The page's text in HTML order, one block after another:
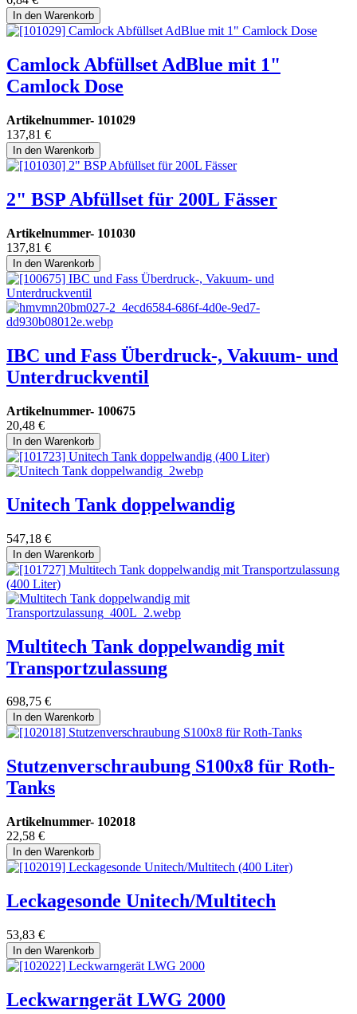
In den Warenkorb
Camlock Abfüllset AdBlue mit 1"
Camlock Dose
Artikelnummer- 101029
137,81 €
In den Warenkorb
2" BSP Abfüllset für 200L Fässer
Artikelnummer- 101030
137,81 €
In den Warenkorb
IBC und Fass Überdruck-, Vakuum- und
Unterdruckventil
Artikelnummer- 100675
20,48 €
In den Warenkorb
Unitech Tank doppelwandig
547,18 €
In den Warenkorb
Multitech Tank doppelwandig mit
Transportzulassung
698,75 €
In den Warenkorb
Stutzenverschraubung S100x8 für Roth-
Tanks
Artikelnummer- 102018
22,58 €
In den Warenkorb
Leckagesonde Unitech/Multitech
53,83 €
In den Warenkorb
Leckwarngerät LWG 2000